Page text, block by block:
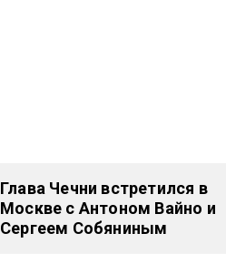
Глава Чечни встретился в
Москве с Антоном Вайно и
Сергеем Собяниным